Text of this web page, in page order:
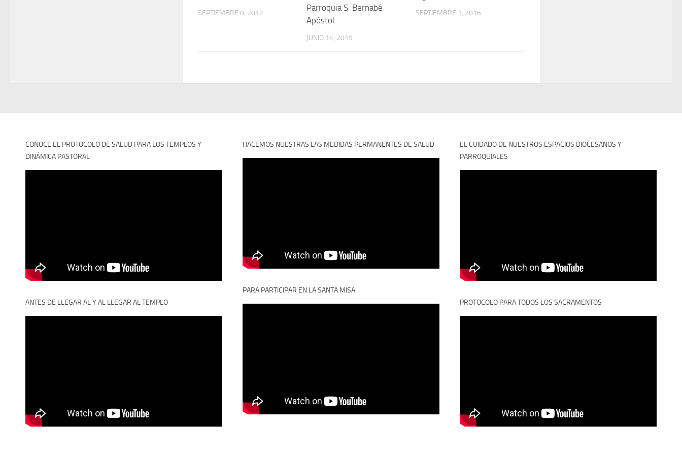
SEPTIEMBRE 8, 2012
Parroquia S. Bernabé
Apóstol
JUNIO 14, 2019
SEPTIEMBRE 1, 2016
CONOCE EL PROTOCOLO DE SALUD PARA LOS TEMPLOS Y
DINÁMICA PASTORAL
ANTES DE LLEGAR AL Y AL LLEGAR AL TEMPLO
HACEMOS NUESTRAS LAS MEDIDAS PERMANENTES DE SALUD
PARA PARTICIPAR EN LA SANTA MISA
EL CUIDADO DE NUESTROS ESPACIOS DIOCESANOS Y
PARROQUIALES
PROTOCOLO PARA TODOS LOS SACRAMENTOS